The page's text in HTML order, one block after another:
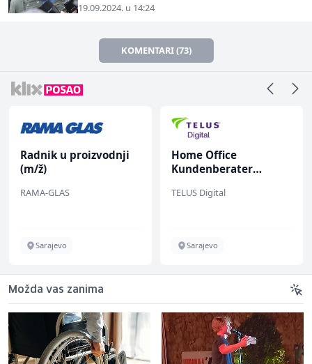
19.09.2024. u 14:24
KOMENTARI (73)
Radnik u proizvodnji
(m/ž)
RAMA-GLAS
Sarajevo
Home Office
Kundenberater
TELUS Digital
Sarajevo
Možda vas zanima